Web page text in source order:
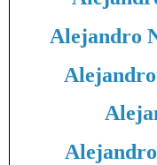
Alejandro